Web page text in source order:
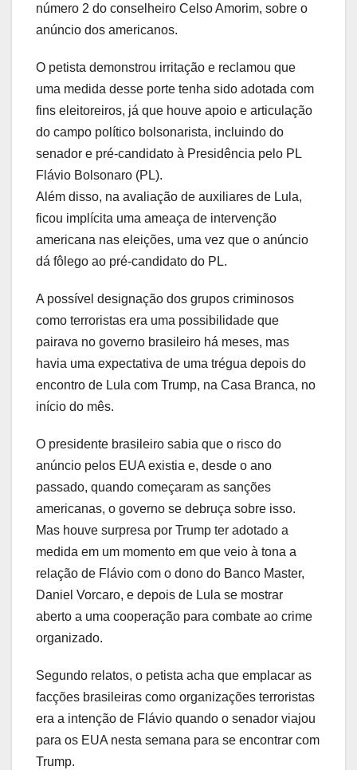
número 2 do conselheiro Celso Amorim, sobre o
anúncio dos americanos.
O petista demonstrou irritação e reclamou que
uma medida desse porte tenha sido adotada com
fins eleitoreiros, já que houve apoio e articulação
do campo político bolsonarista, incluindo do
senador e pré-candidato à Presidência pelo PL
Flávio Bolsonaro (PL).
Além disso, na avaliação de auxiliares de Lula,
ficou implícita uma ameaça de intervenção
americana nas eleições, uma vez que o anúncio
dá fôlego ao pré-candidato do PL.
A possível designação dos grupos criminosos
como terroristas era uma possibilidade que
pairava no governo brasileiro há meses, mas
havia uma expectativa de uma trégua depois do
encontro de Lula com Trump, na Casa Branca, no
início do mês.
O presidente brasileiro sabia que o risco do
anúncio pelos EUA existia e, desde o ano
passado, quando começaram as sanções
americanas, o governo se debruça sobre isso.
Mas houve surpresa por Trump ter adotado a
medida em um momento em que veio à tona a
relação de Flávio com o dono do Banco Master,
Daniel Vorcaro, e depois de Lula se mostrar
aberto a uma cooperação para combate ao crime
organizado.
Segundo relatos, o petista acha que emplacar as
facções brasileiras como organizações terroristas
era a intenção de Flávio quando o senador viajou
para os EUA nesta semana para se encontrar com
Trump.